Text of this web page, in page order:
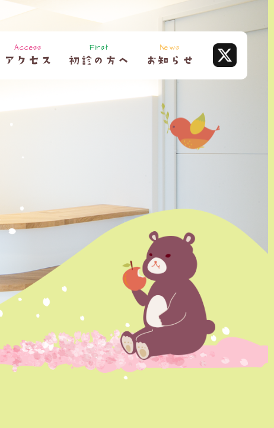
Access
アクセス
First
初診の方へ
News
お知らせ